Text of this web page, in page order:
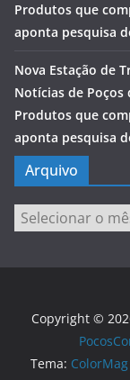
Produtos que
aponta pesquisa
Nova Estação de
Notícias de Poços
Produtos que
aponta pesquisa
Arquivo
Arquivo
Copyright ©
Tema: ColorMag